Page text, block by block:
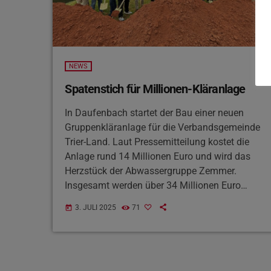
NEWS
Spatenstich für Millionen-Kläranlage
In Daufenbach startet der Bau einer neuen
Gruppenkläranlage für die Verbandsgemeinde
Trier-Land. Laut Pressemitteilung kostet die
Anlage rund 14 Millionen Euro und wird das
Herzstück der Abwassergruppe Zemmer.
Insgesamt werden über 34 Millionen Euro
Landesförderung. Die neue Kläranlage soll im
drei Jahren fertig sein und Abwasser moderner
today 3. JULI 2025 71